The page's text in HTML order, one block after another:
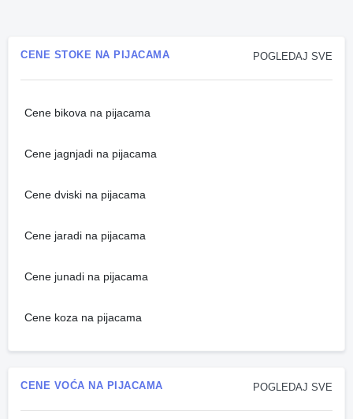
POGLEDAJ SVE
CENE STOKE NA PIJACAMA
Cene bikova na pijacama
Cene jagnjadi na pijacama
Cene dviski na pijacama
Cene jaradi na pijacama
Cene junadi na pijacama
Cene koza na pijacama
POGLEDAJ SVE
CENE VOĆA NA PIJACAMA